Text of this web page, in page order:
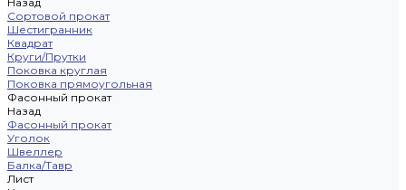
Сортовой прокат
Шестигранник
Квадрат
Круги/Прутки
Поковка круглая
Поковка прямоугольная
Фасонный прокат
Назад
Фасонный прокат
Уголок
Швеллер
Балка/Тавр
Лист